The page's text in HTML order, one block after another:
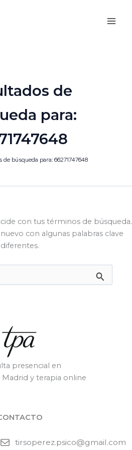
de
para:
de búsqueda para: 66271747648
con tus términos de búsqueda.
con algunas palabras clave
diferentes.
presencial en
Madrid y terapia online
tirsoperez.psico@gmail.com